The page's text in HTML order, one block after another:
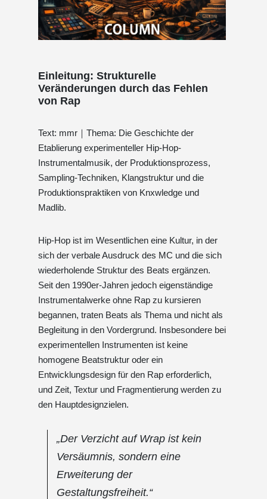
Einleitung: Strukturelle
Veränderungen durch das Fehlen
von Rap
Text: mmr｜Thema: Die Geschichte der
Etablierung experimenteller Hip-Hop-
Instrumentalmusik, der Produktionsprozess,
Sampling-Techniken, Klangstruktur und die
Produktionspraktiken von Knxwledge und
Madlib.
Hip-Hop ist im Wesentlichen eine Kultur, in der
sich der verbale Ausdruck des MC und die sich
wiederholende Struktur des Beats ergänzen.
Seit den 1990er-Jahren jedoch eigenständige
Instrumentalwerke ohne Rap zu kursieren
begannen, traten Beats als Thema und nicht als
Begleitung in den Vordergrund. Insbesondere bei
experimentellen Instrumenten ist keine
homogene Beatstruktur oder ein
Entwicklungsdesign für den Rap erforderlich,
und Zeit, Textur und Fragmentierung werden zu
den Hauptdesignzielen.
„Der Verzicht auf Wrap ist kein
Versäumnis, sondern eine
Erweiterung der
Gestaltungsfreiheit.“